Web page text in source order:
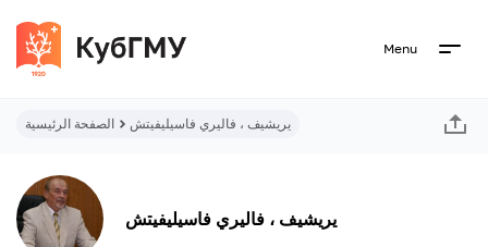
Menu
الصفحة الرئيسية يريشيف ، فاليري فاسيليفيتش
يريشيف ، فاليري فاسيليفيتش